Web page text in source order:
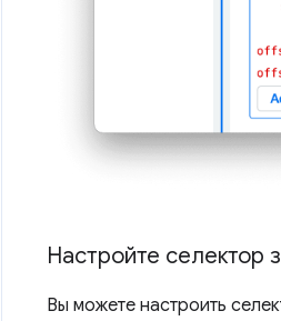
Настройте селектор
Вы можете настроить